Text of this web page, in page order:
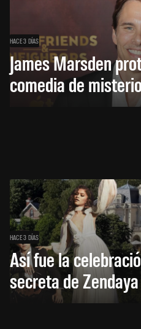
HACE 3 DÍAS
James Marsden
comedia de
HACE 3 DÍAS
Así fue la
secreta de